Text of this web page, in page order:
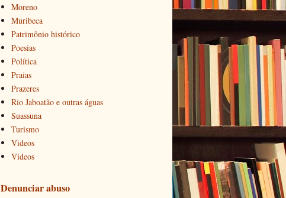
Moreno
Muribeca
Patrimônio histórico
Poesias
Política
Praias
Prazeres
Rio Jaboatão e outras águas
Suassuna
Turismo
Videos
Vídeos
Denunciar abuso